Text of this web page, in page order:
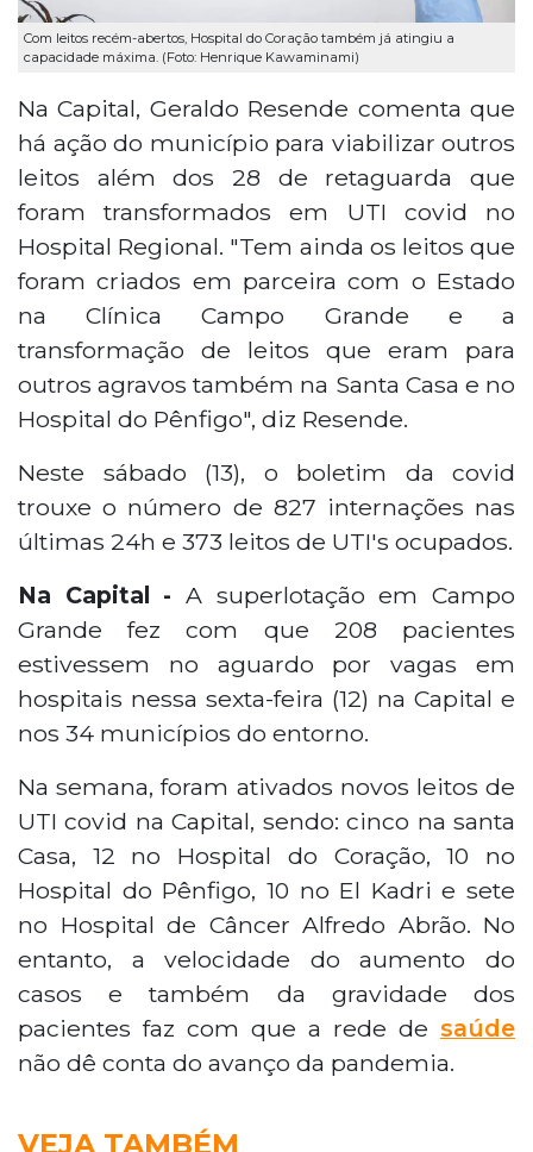
Com leitos recém-abertos, Hospital do Coração também já atingiu a
capacidade máxima. (Foto: Henrique Kawaminami)
Na Capital, Geraldo Resende comenta que
há ação do município para viabilizar outros
leitos além dos 28 de retaguarda que
foram transformados em UTI covid no
Hospital Regional. "Tem ainda os leitos que
foram criados em parceira com o Estado
na Clínica Campo Grande e a
transformação de leitos que eram para
outros agravos também na Santa Casa e no
Hospital do Pênfigo", diz Resende.
Neste sábado (13), o boletim da covid
trouxe o número de 827 internações nas
últimas 24h e 373 leitos de UTI's ocupados.
Na Capital - A superlotação em Campo
Grande fez com que 208 pacientes
estivessem no aguardo por vagas em
hospitais nessa sexta-feira (12) na Capital e
nos 34 municípios do entorno.
Na semana, foram ativados novos leitos de
UTI covid na Capital, sendo: cinco na santa
Casa, 12 no Hospital do Coração, 10 no
Hospital do Pênfigo, 10 no El Kadri e sete
no Hospital de Câncer Alfredo Abrão. No
entanto, a velocidade do aumento do
casos e também da gravidade dos
pacientes faz com que a rede de saúde
não dê conta do avanço da pandemia.
VEJA TAMBÉM